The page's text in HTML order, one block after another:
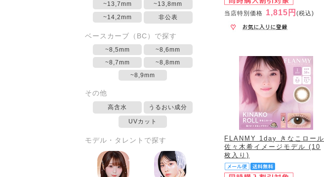
~13,7mm
~13,8mm
~14,2mm
非公表
ベースカーブ（BC）で探す
~8,5mm
~8,6mm
~8,7mm
~8,8mm
~8,9mm
その他
高含水 うるおい成分
UVカット
モデル・タレントで探す
当店特別価格 1,815円(税込)
FLANMY 1day きなこロール
佐々木希イメージモデル (10
枚入り)